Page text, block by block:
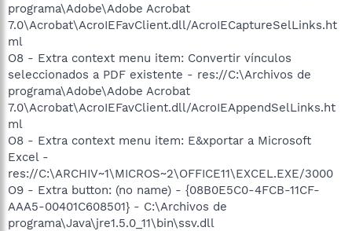
programa\Adobe\Adobe Acrobat
7.0\Acrobat\AcroIEFavClient.dll/AcroIECaptureSelLinks.ht
ml
O8 - Extra context menu item: Convertir vínculos
seleccionados a PDF existente - res://C:\Archivos de
programa\Adobe\Adobe Acrobat
7.0\Acrobat\AcroIEFavClient.dll/AcroIEAppendSelLinks.ht
ml
O8 - Extra context menu item: E&xportar a Microsoft
Excel -
res://C:\ARCHIV~1\MICROS~2\OFFICE11\EXCEL.EXE/3000
O9 - Extra button: (no name) - {08B0E5C0-4FCB-11CF-
AAA5-00401C608501} - C:\Archivos de
programa\Java\jre1.5.0_11\bin\ssv.dll